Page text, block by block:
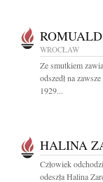
WROCŁAW
Ze smutkiem
odszedł na
1929...
HALINA
Człowiek
odeszła Halina